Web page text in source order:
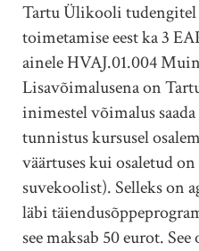
Tartu Ülikooli tudengitel
toimetamise eest ka 3
ainele HVAJ.01.004
Lisavõimalusena on
inimestel võimalus
tunnistus kursusel
väärtuses kui osaletud
suvekoolist). Selleks on
läbi
see maksab 50 eurot.